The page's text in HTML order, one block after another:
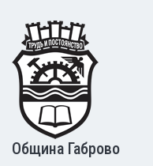
Footer
Община Габрово